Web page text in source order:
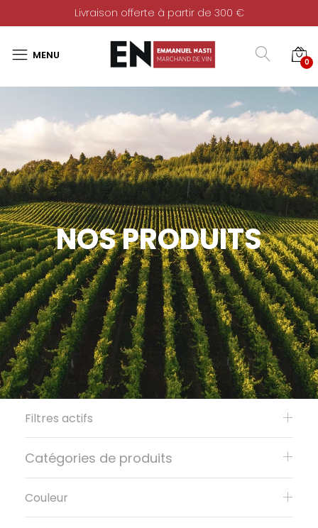
Livraison offerte à partir de 300 €
0
NOS PRODUITS
Filtres actifs
Catégories de produits
Couleur